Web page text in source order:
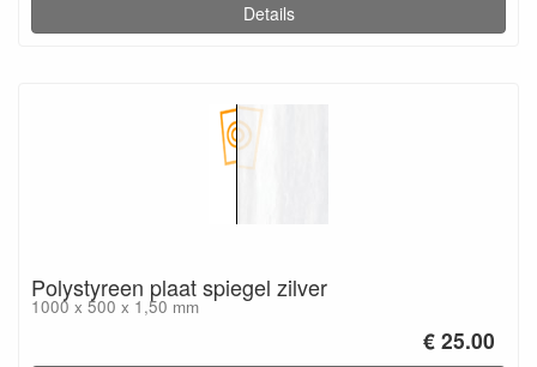
Details
Polystyreen plaat spiegel zilver
1000 x 500 x 1,50 mm
€ 25.00